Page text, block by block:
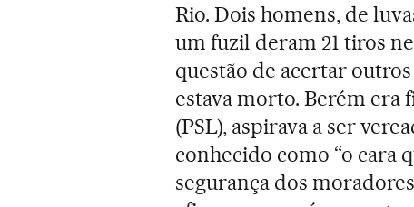
Rio. Dois homens, de
um fuzil deram 21 tiros
questão de acertar
estava morto. Berém era
(PSL), aspirava a ser
conhecido como “o cara
segurança dos